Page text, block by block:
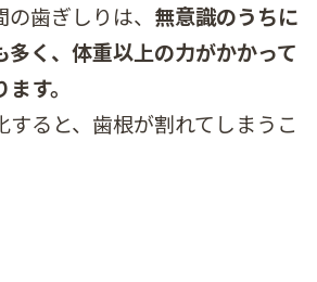
歯ぎしりは、 無意識のうちに
多く、体重以上の力がかかって
す。
すると、歯根が割れてしまうこ